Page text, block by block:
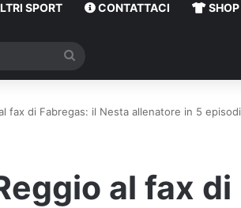
SPORT CONTATTACI SHOP
fax di Fabregas: il Nesta allenatore in 5 episodi
al fax di